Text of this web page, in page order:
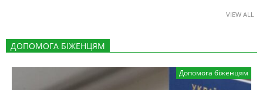
VIEW ALL
ДОПОМОГА БІЖЕНЦЯМ
Допомога біженцям